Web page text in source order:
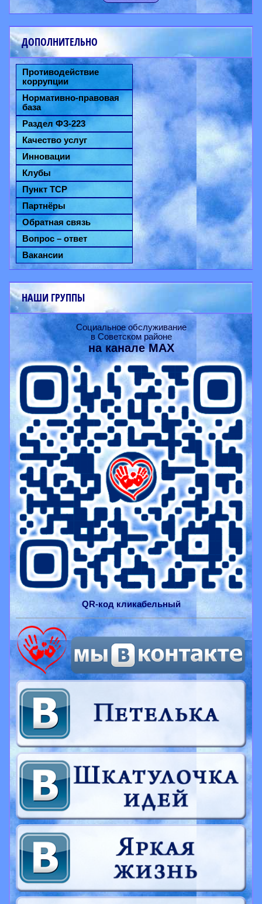
ДОПОЛНИТЕЛЬНО
Противодействие
коррупции
Нормативно-правовая
база
Раздел ФЗ-223
Качество услуг
Инновации
Клубы
Пункт ТСР
Партнёры
Обратная связь
Вопрос – ответ
Вакансии
НАШИ ГРУППЫ
Социальное обслуживание
в Советском районе
на каналеMAX
QR-код кликабельный